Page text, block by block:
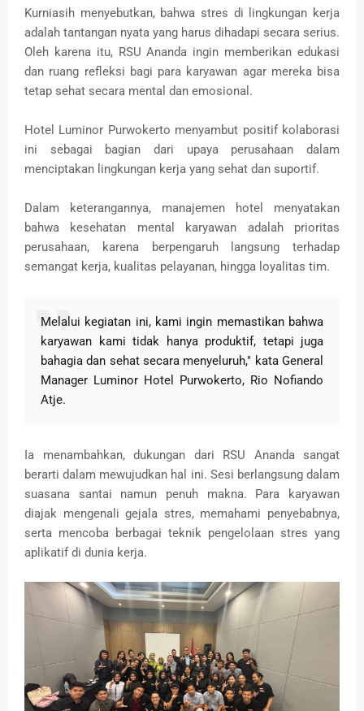
Kurniasih menyebutkan, bahwa stres di lingkungan kerja
adalah tantangan nyata yang harus dihadapi secara serius.
Oleh karena itu, RSU Ananda ingin memberikan edukasi
dan ruang refleksi bagi para karyawan agar mereka bisa
tetap sehat secara mental dan emosional.
Hotel Luminor Purwokerto menyambut positif kolaborasi
ini sebagai bagian dari upaya perusahaan dalam
menciptakan lingkungan kerja yang sehat dan suportif.
Dalam keterangannya, manajemen hotel menyatakan
bahwa kesehatan mental karyawan adalah prioritas
perusahaan, karena berpengaruh langsung terhadap
semangat kerja, kualitas pelayanan, hingga loyalitas tim.
Melalui kegiatan ini, kami ingin memastikan bahwa
karyawan kami tidak hanya produktif, tetapi juga
bahagia dan sehat secara menyeluruh," kata General
Manager Luminor Hotel Purwokerto, Rio Nofiando
Atje.
Ia menambahkan, dukungan dari RSU Ananda sangat
berarti dalam mewujudkan hal ini. Sesi berlangsung dalam
suasana santai namun penuh makna. Para karyawan
diajak mengenali gejala stres, memahami penyebabnya,
serta mencoba berbagai teknik pengelolaan stres yang
aplikatif di dunia kerja.